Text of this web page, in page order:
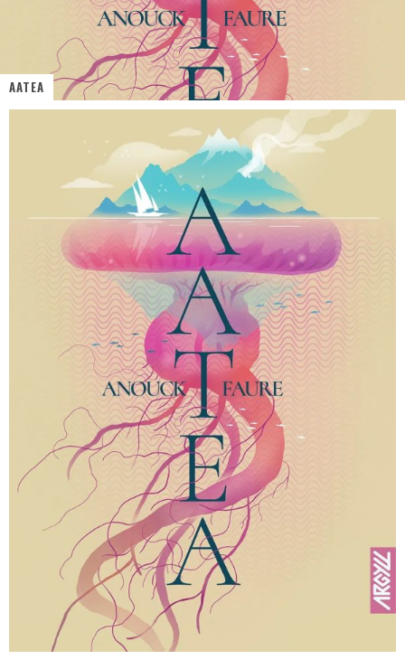
Star Fox
PsyRiver 2026 : la magie revient sur les rives de l’Aar
Assassin's Creed Black Flag Resynced
« Le Vent dand les Saules » - Une Belle Histoire !
« Damn Them All » - Un duo de Choc !
Yoshi and the mysterious book
AATEA